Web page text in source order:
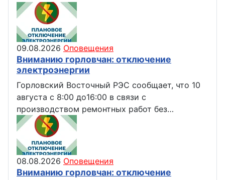
09.08.2026 Оповещения
Вниманию горловчан: отключение
электроэнергии
Горловский Восточный РЭС сообщает, что 10
августа с 8:00 до16:00 в связи с
производством ремонтных работ без…
08.08.2026 Оповещения
Вниманию горловчан: отключение